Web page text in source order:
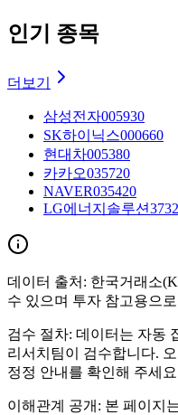
인기 종목
더보기
삼성전자005930
SK하이닉스000660
현대차005380
카카오035720
NAVER035420
LG에너지솔루션
데이터 출처: 한국거래소
수 있으며 투자 참고용으
검수 절차: 데이터는 자동
리서치팀이 검수합니다.
정정 안내를 확인해 주세
이해관계 공개: 본 페이지